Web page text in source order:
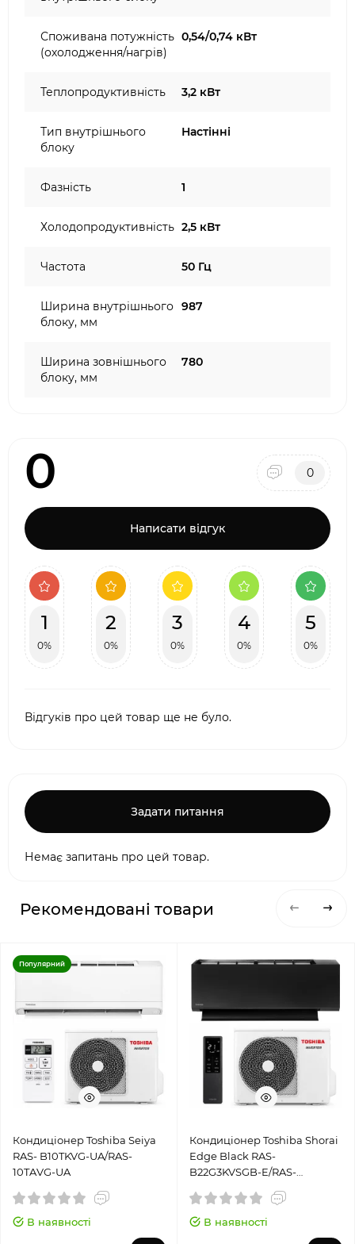
Споживана потужність
(охолодження/нагрів)
0,54/0,74 кВт
Теплопродуктивність 3,2 кВт
Тип внутрішнього
блоку
Настінні
Фазність 1
Холодопродуктивність 2,5 кВт
Частота 50 Гц
Ширина внутрішнього
блоку, мм
987
Ширина зовнішнього
блоку, мм
780
0 0
Написати відгук
1
0%
2
0%
3
0%
4
0%
5
0%
Відгуків про цей товар ще не було.
Задати питання
Немає запитань про цей товар.
Рекомендовані товари
Популярний
Кондиціонер Toshiba Seiya
RAS- B10TKVG-UA/RAS-
10TAVG-UA
В наявності
Кондиціонер Toshiba Shorai
Edge Black RAS-
B22G3KVSGB-E/RAS-
В наявності